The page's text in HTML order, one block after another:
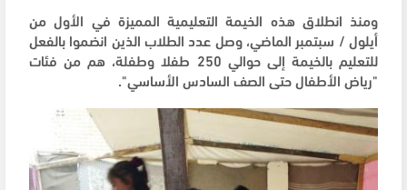
ومنذ انطلاق هذه الخيمة التعليمية المميزة في الأول من
أيلول / سبتمبر الماضي، وصل عدد الطلاب الذين انضموا بالفعل
للتعليم بالخيمة إلى حوالي 250 طفلا وطفلة، هم من فئات
"رياض الأطفال حتى الصف السادس الأساسي".